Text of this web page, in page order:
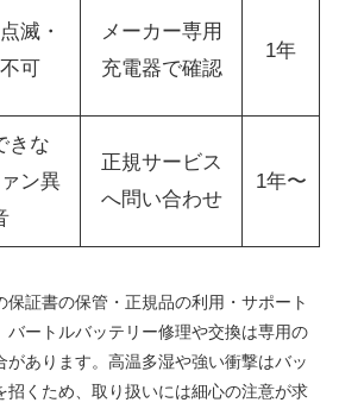
滅・
可
メーカー専用
充電器で確認
1年
きな
ン異
正規サービス
へ問い合わせ
1年〜
保証書の保管・正規品の利用・サポート
バートルバッテリー修理や交換は専用の
があります。高温多湿や強い衝撃はバッ
招くため、取り扱いには細心の注意が求